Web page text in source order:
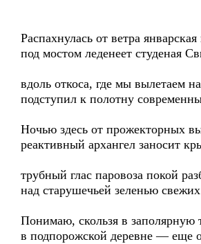
Распахнулась от ветра
под мостом леденеет студеная
вдоль откоса, где мы вылетаем
подступил к полотну
Ночью здесь от прожекторных
реактивный архангел заносит
трубный глас паровоза покой
над старушечьей зеленью
Понимаю, скользя в заполярную
в подпорожской деревне — еще